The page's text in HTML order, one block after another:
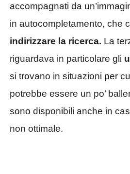
accompagnati da
in autocompletamento, che
indirizzare la ricerca. La
riguardava in particolare gli
si trovano in situazioni per
potrebbe essere un po’
sono disponibili anche in
non ottimale.